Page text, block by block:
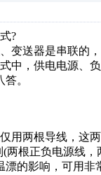
?
变送器是串联的
中，供电电源、
。
用两根导线，这
根正负电源线
的影响，可用